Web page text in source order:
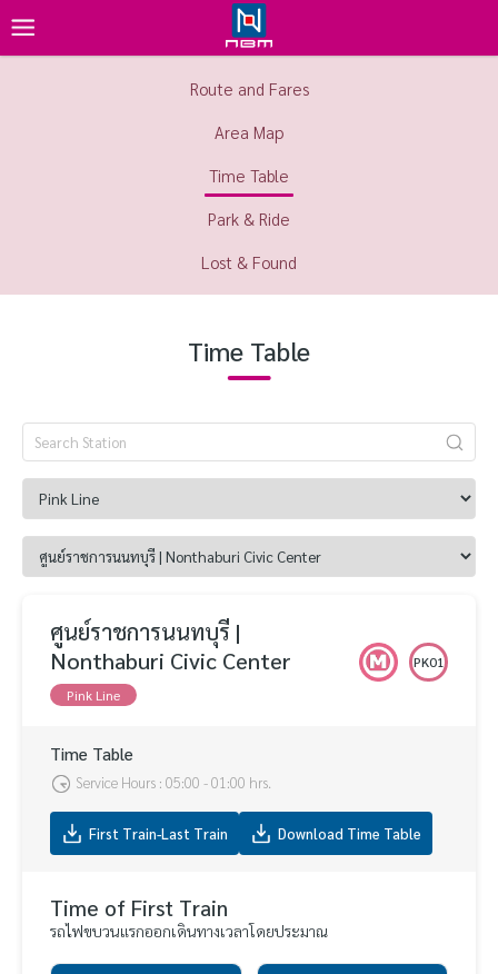
Route and Fares
Area Map
Time Table
Park & Ride
Lost & Found
Time Table
ศูนย์ราชการนนทบุรี |
Nonthaburi Civic Center
Pink Line
PK01
Time Table
Service Hours : 05:00 - 01:00 hrs.
First Train-Last Train Download Time Table
Time of First Train
รถไฟขบวนแรกออกเดินทางเวลาโดยประมาณ